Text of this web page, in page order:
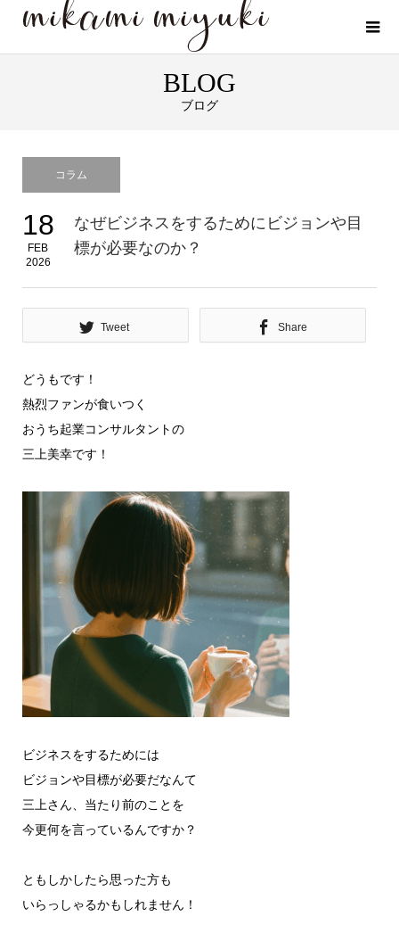
BLOG
ブログ
コラム
18
FEB
2026
なぜビジネスをするためにビジョンや目
標が必要なのか？
Tweet Share
どうもです！
熱烈ファンが食いつく
おうち起業コンサルタントの
三上美幸です！
ビジネスをするためには
ビジョンや目標が必要だなんて
三上さん、当たり前のことを
今更何を言っているんですか？
ともしかしたら思った方も
いらっしゃるかもしれません！